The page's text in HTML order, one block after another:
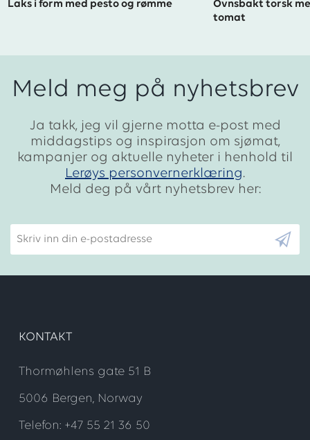
Laks i form med pesto og rømme
Ovnsbakt torsk
tomat
Meld meg på nyhetsbrev
Ja takk, jeg vil gjerne motta e-post med
middagstips og inspirasjon om sjømat,
kampanjer og aktuelle nyheter i henhold til
Lerøys personvernerklæring.
Meld deg på vårt nyhetsbrev her:
KONTAKT
Thormøhlens gate 51 B
5006 Bergen, Norway
Telefon: +47 55 21 36 50